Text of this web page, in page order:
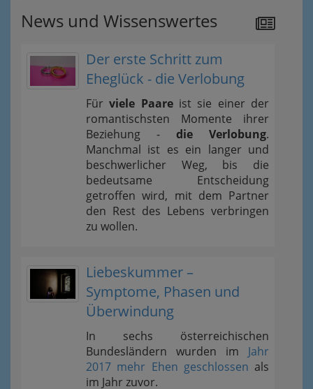
News und Wissenswertes
Der erste Schritt zum
Eheglück - die Verlobung
Fürviele Paareist sie einer der
romantischsten Momente ihrer
Beziehung - die Verlobung.
Manchmal ist es ein langer und
beschwerlicher Weg, bis die
bedeutsame Entscheidung
getroffen wird, mit dem Partner
den Rest des Lebens verbringen
zu wollen.
Liebeskummer –
Symptome, Phasen und
Überwindung
In sechs österreichischen
Bundesländern wurden im Jahr
2017 mehr Ehen geschlossen als
im Jahr zuvor.